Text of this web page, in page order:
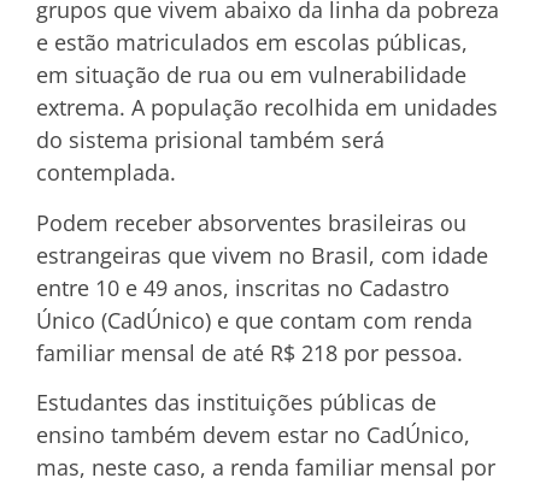
grupos que vivem abaixo da linha da pobreza
e estão matriculados em escolas públicas,
em situação de rua ou em vulnerabilidade
extrema. A população recolhida em unidades
do sistema prisional também será
contemplada.
Podem receber absorventes brasileiras ou
estrangeiras que vivem no Brasil, com idade
entre 10 e 49 anos, inscritas no Cadastro
Único (CadÚnico) e que contam com renda
familiar mensal de até R$ 218 por pessoa.
Estudantes das instituições públicas de
ensino também devem estar no CadÚnico,
mas, neste caso, a renda familiar mensal por